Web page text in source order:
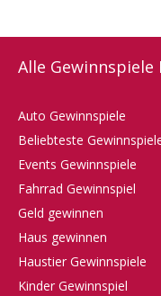
Alle Gewinnspiele
Auto Gewinnspiele
Beliebteste
Events Gewinnspiele
Fahrrad Gewinnspiel
Geld gewinnen
Haus gewinnen
Haustier Gewinnspiele
Kinder Gewinnspiel